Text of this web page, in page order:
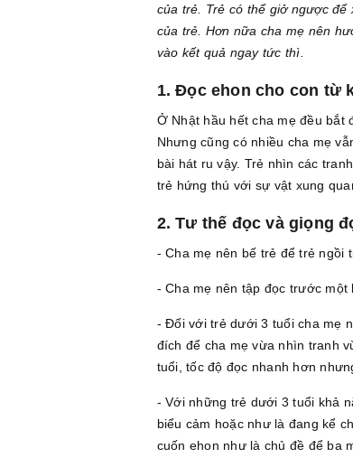
của trẻ. Trẻ có thể giở ngược
của trẻ. Hơn nữa cha mẹ nên
vào kết quả ngay tức thì.
1. Đọc ehon cho con từ
Ở Nhật hầu hết cha mẹ đều bắt
Nhưng cũng có nhiều cha mẹ
bài hát ru vậy. Trẻ nhìn các
trẻ hứng thú với sự vật xung
2. Tư thế đọc và giọng
- Cha mẹ nên bế trẻ để trẻ ngồi
- Cha mẹ nên tập đọc trước một
- Đối với trẻ dưới 3 tuổi cha mẹ
đích để cha mẹ vừa nhìn tranh
tuổi, tốc độ đọc nhanh hơn
- Với những trẻ dưới 3 tuổi khả
biểu cảm hoặc như là đang kể
cuốn ehon như là chủ đề để ba